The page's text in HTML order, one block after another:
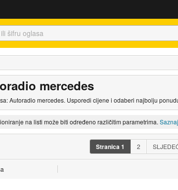
mercedes
Autoradio mercedes. Usporedi cijene i odaberi najbolju
na listi može biti određeno različitim parametrima.
Stranica1 2